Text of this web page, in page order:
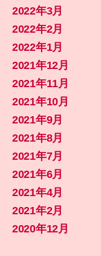
2022年3月
2022年2月
2022年1月
2021年12月
2021年11月
2021年10月
2021年9月
2021年8月
2021年7月
2021年6月
2021年4月
2021年2月
2020年12月